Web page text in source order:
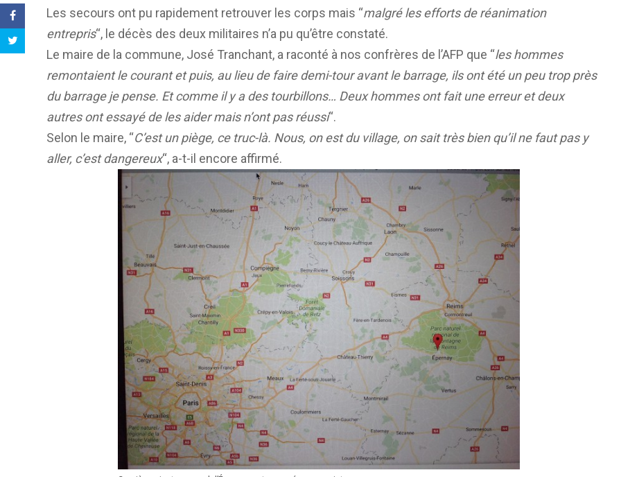
Les secours ont pu rapidement retrouver les corps mais “malgré les efforts de réanimation
entrepris“, le décès des deux militaires n’a pu qu’être constaté.
Le maire de la commune, José Tranchant, a raconté à nos confrères de l’AFP que “les hommes
remontaient le courant et puis, au lieu de faire demi-tour avant le barrage, ils ont été un peu trop près
du barrage je pense. Et comme il y a des tourbillons… Deux hommes ont fait une erreur et deux
autres ont essayé de les aider mais n’ont pas réussi“.
Selon le maire, “C’est un piège, ce truc-là. Nous, on est du village, on sait très bien qu’il ne faut pas y
aller, c’est dangereux“, a-t-il encore affirmé.